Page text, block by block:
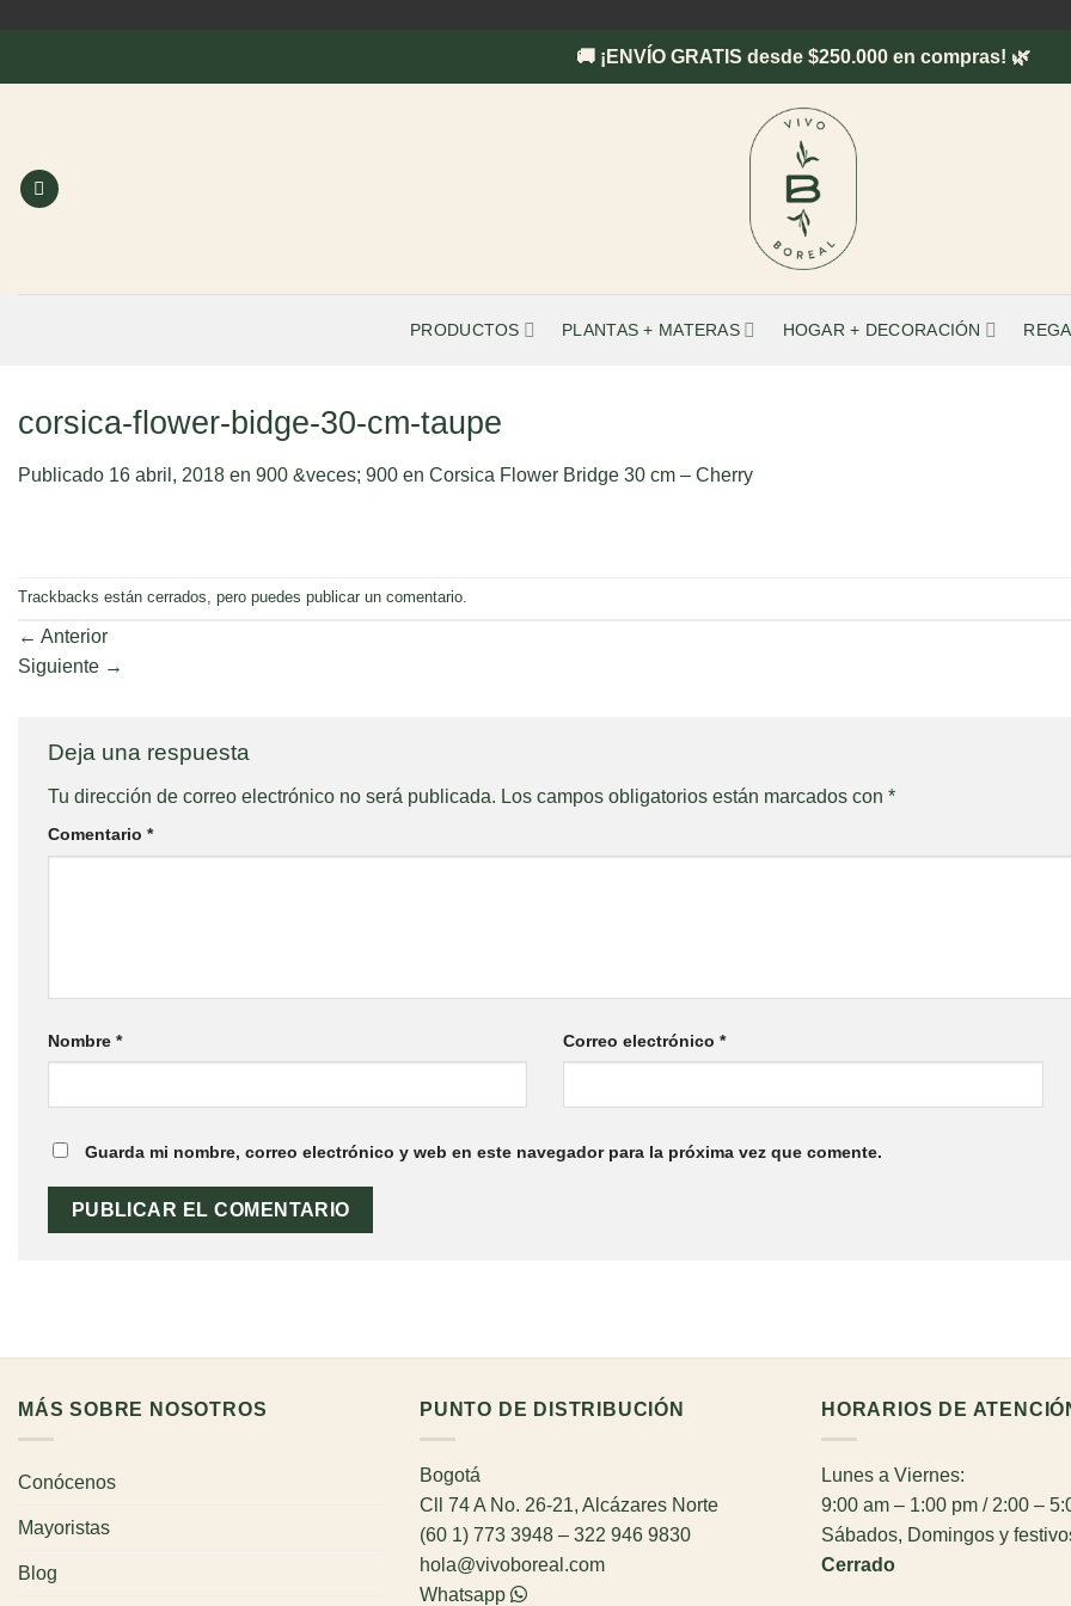
🚚 ¡ENVÍO GRATIS desde $250.000 en compras! 🌿
PRODUCTOS PLANTAS + MATERAS HOGAR + DECORACIÓN
corsica-flower-bidge-30-cm-taupe
Publicado 16 abril, 2018 en 900 &veces; 900 en Corsica Flower Bridge 30 cm – Cherry
Trackbacks están cerrados, pero puedes publicar un comentario
← Anterior
Siguiente →
Deja una respuesta
Tu dirección de correo electrónico no será publicada. Los campos obligatorios están marcados con *
Comentario *
Nombre * Correo electrónico*
Guarda mi nombre, correo electrónico y web en este navegador para la próxima vez que comente.
MÁS SOBRE NOSOTROS
Conócenos
Mayoristas
Blog
PUNTO DE DISTRIBUCIÓN
Bogotá
Cll 74 A No. 26-21, Alcázares Norte
(60 1) 773 3948 – 322 946 9830
hola@vivoboreal.com
Whatsapp
HORARIOS DE
Lunes a Viernes:
9:00 am – 1:00 pm / 2:00 –
Sábados, Domingos y
Cerrado